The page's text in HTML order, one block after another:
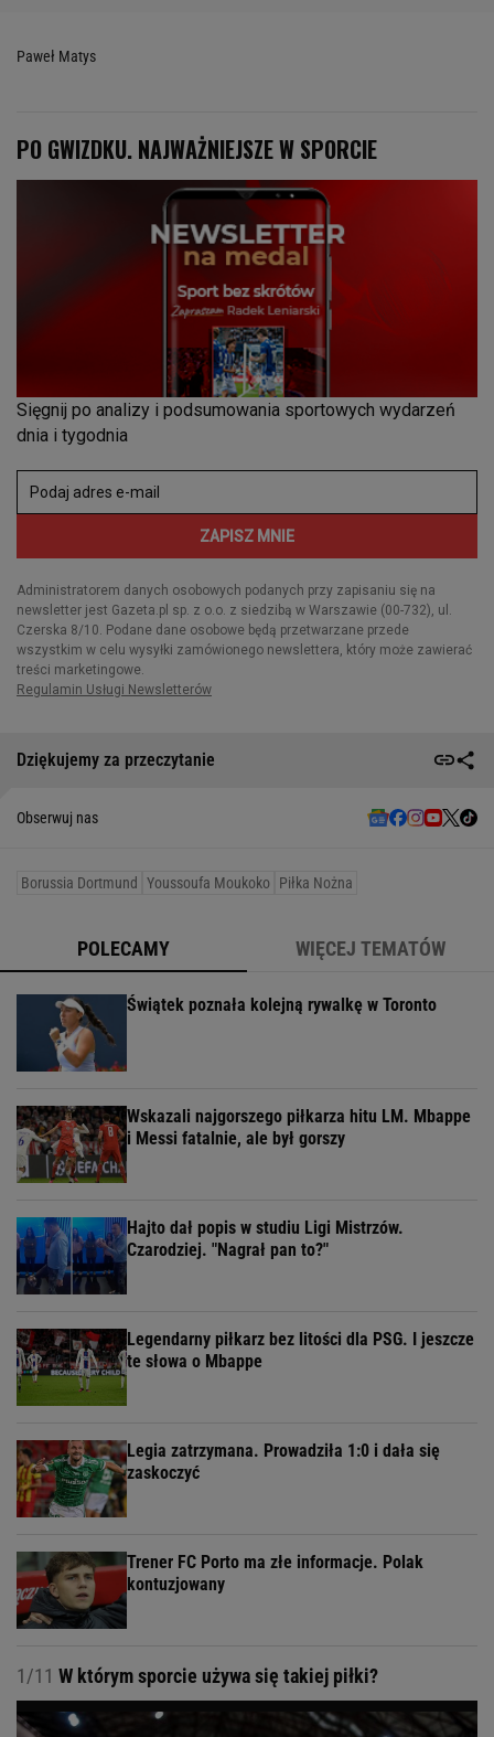
Paweł Matys
Dziękujemy za przeczytanie
Obserwuj nas
Borussia Dortmund Youssoufa Moukoko Piłka Nożna
POLECAMY WIĘCEJ TEMATÓW
Świątek poznała kolejną rywalkę w Toronto
Wskazali najgorszego piłkarza hitu LM. Mbappe
i Messi fatalnie, ale był gorszy
Hajto dał popis w studiu Ligi Mistrzów.
Czarodziej. "Nagrał pan to?"
Legendarny piłkarz bez litości dla PSG. I jeszcze
te słowa o Mbappe
Legia zatrzymana. Prowadziła 1:0 i dała się
zaskoczyć
Trener FC Porto ma złe informacje. Polak
kontuzjowany
1/11 W którym sporcie używa się takiej piłki?